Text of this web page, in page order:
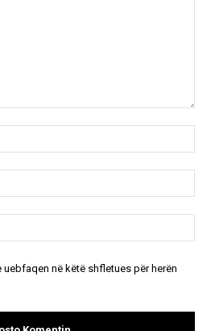
uebfaqen në këtë shfletues për herën